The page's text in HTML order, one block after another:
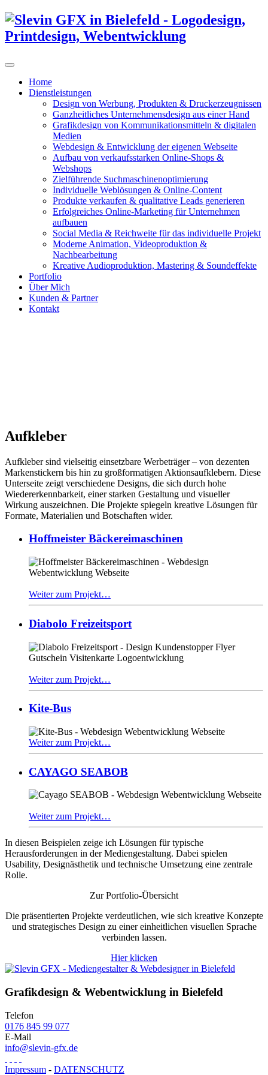
Home
Dienstleistungen
Design von Werbung, Produkten & Druckerzeugnissen
Ganzheitliches Unternehmensdesign aus einer Hand
Grafikdesign von Kommunikationsmitteln & digitalen
Medien
Webdesign & Entwicklung der eigenen Webseite
Aufbau von verkaufsstarken Online-Shops &
Webshops
Zielführende Suchmaschinenoptimierung
Individuelle Weblösungen & Online-Content
Produkte verkaufen & qualitative Leads generieren
Erfolgreiches Online-Marketing für Unternehmen
aufbauen
Social Media & Reichweite für das individuelle Projekt
Moderne Animation, Videoproduktion &
Nachbearbeitung
Kreative Audioproduktion, Mastering & Soundeffekte
Portfolio
Über Mich
Kunden & Partner
Kontakt
Aufkleber
Aufkleber sind vielseitig einsetzbare Werbeträger – von dezenten
Markenstickern bis hin zu großformatigen Aktionsaufklebern. Diese
Unterseite zeigt verschiedene Designs, die sich durch hohe
Wiedererkennbarkeit, einer starken Gestaltung und visueller
Wirkung auszeichnen. Die Projekte spiegeln kreative Lösungen für
Formate, Materialien und Botschaften wider.
Hoffmeister Bäckereimaschinen
Weiter zum Projekt…
Diabolo Freizeitsport
Weiter zum Projekt…
Kite-Bus
Weiter zum Projekt…
CAYAGO SEABOB
Weiter zum Projekt…
In diesen Beispielen zeige ich Lösungen für typische
Herausforderungen in der Mediengestaltung. Dabei spielen
Usability, Designästhetik und technische Umsetzung eine zentrale
Rolle.
Zur Portfolio-Übersicht
Die präsentierten Projekte verdeutlichen, wie sich kreative Konzepte
und strategisches Design zu einer einheitlichen visuellen Sprache
verbinden lassen.
Hier klicken
Grafikdesign & Webentwicklung in Bielefeld
Telefon
0176 845 99 077
E-Mail
info@slevin-gfx.de
Impressum - DATENSCHUTZ